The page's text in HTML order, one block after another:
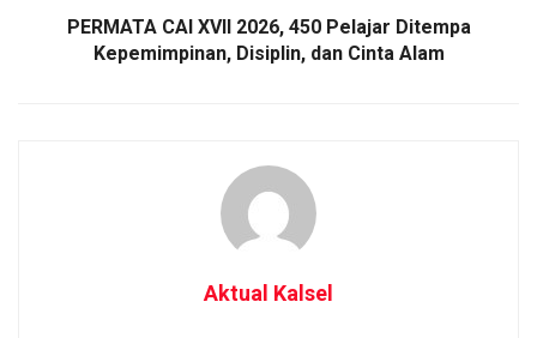
PERMATA CAI XVII 2026, 450 Pelajar Ditempa
Kepemimpinan, Disiplin, dan Cinta Alam
Aktual Kalsel